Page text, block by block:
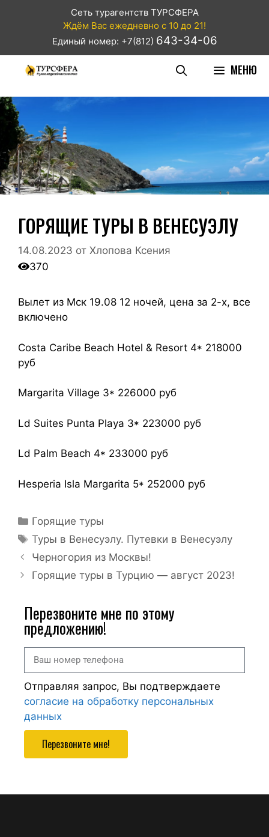
Сеть турагентств ТУРСФЕРА
Ждём Вас ежедневно с 10 до 21!
Единый номер: +7(812) 643-34-06
МЕНЮ
ГОРЯЩИЕ ТУРЫ В ВЕНЕСУЭЛУ
14.08.2023 от Хлопова Ксения
370
Вылет из Мск 19.08 12 ночей, цена за 2-х, все
включено
Costa Caribe Beach Hotel & Resort 4* 218000
руб
Margarita Village 3* 226000 руб
Ld Suites Punta Playa 3* 223000 руб
Ld Palm Beach 4* 233000 руб
Hesperia Isla Margarita 5* 252000 руб
Горящие туры
Туры в Венесуэлу. Путевки в Венесуэлу
Черногория из Москвы!
Горящие туры в Турцию — август 2023!
Перезвоните мне по этому
предложению!
Отправляя запрос, Вы подтверждаете
согласие на обработку персональных
данных
Перезвоните мне!